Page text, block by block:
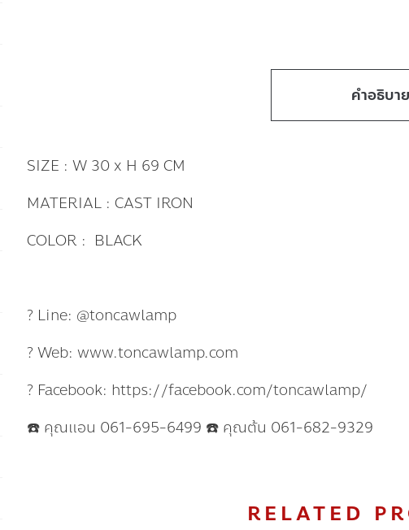
คำอธิบาย
SIZE : W 30 x H 69 CM
MATERIAL : CAST IRON
COLOR : BLACK
? Line: @toncawlamp
? Web: www.toncawlamp.com
? Facebook: https://facebook.com/toncawlamp/
☎️ คุณแอน 061-695-6499 ☎️ คุณต้น 061-682-9329
RELATED